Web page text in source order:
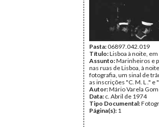
Pasta:06897.042.019
Título:Lisboa à noite,
Assunto:Marinheiros e
nas ruas de Lisboa, à
fotografia, um sinal de
as inscrições "C. M. L ." e
Autor:Mário Varela
Data: c. Abril de 1974
Tipo Documental:
Página(s): 1